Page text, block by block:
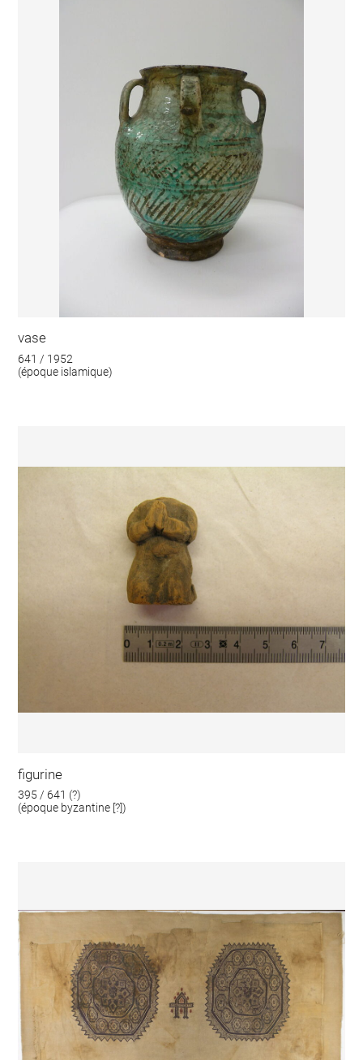
vase
641 / 1952
(époque islamique)
figurine
395 / 641 (?)
(époque byzantine [?])